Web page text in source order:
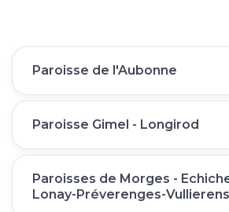
Paroisse de l'Aubonne
Paroisse Gimel - Longirod
Paroisses de Morges -
Lonay-Préverenges-Vullierens